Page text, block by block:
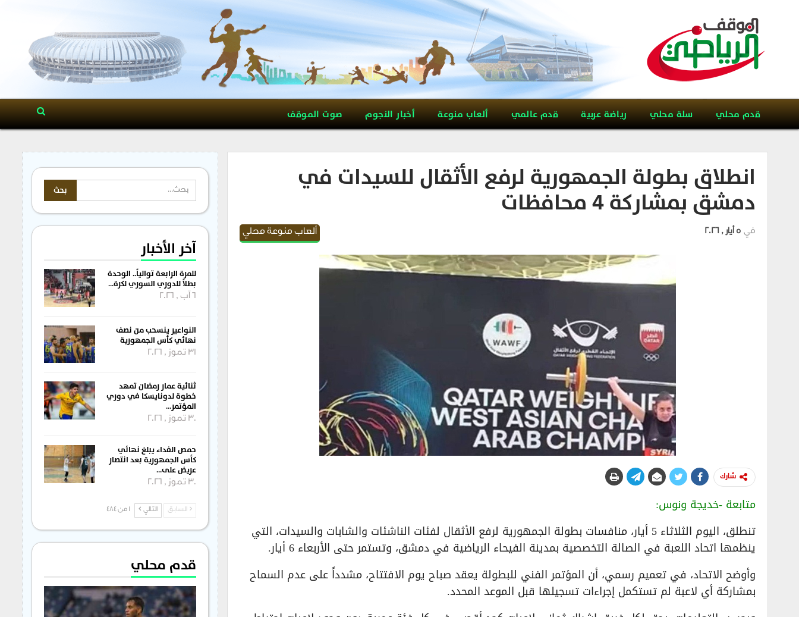
قدم محلي سلة محلي رياضة عربية قدم عالمي ألعاب منوعة أخبار النجوم صوت الموقف
انطلاق بطولة الجمهورية لرفع الأثقال للسيدات في
دمشق بمشاركة 4 محافظات
ألعاب منوعة محلي في 5 أيار , 2026
شارك
متابعة -خديجة ونوس:
تنطلق، اليوم الثلاثاء 5 أيار، منافسات بطولة الجمهورية لرفع الأثقال لفئات الناشئات والشابات والسيدات، التي
ينظمها اتحاد اللعبة في الصالة التخصصية بمدينة الفيحاء الرياضية في دمشق، وتستمر حتى الأربعاء 6 أيار.
وأوضح الاتحاد، في تعميم رسمي، أن المؤتمر الفني للبطولة يعقد صباح يوم الافتتاح، مشدداً على عدم السماح
بمشاركة أي لاعبة لم تستكمل إجراءات تسجيلها قبل الموعد المحدد.
آخر الأخبار
للمرة الرابعة توالياً.. الوحدة
بطلاً للدوري السوري لكرة…
6 آب , 2026
النواعير ينسحب من نصف
نهائي كأس الجمهورية
31 تموز , 2026
ثنائية عمار رمضان تمهد
خطوة لدونايسكا في دوري
المؤتمر…
30 تموز , 2026
حمص الفداء يبلغ نهائي
كأس الجمهورية بعد انتصار
عريض على…
30 تموز , 2026
السابق التالي 1 من 484
قدم محلي